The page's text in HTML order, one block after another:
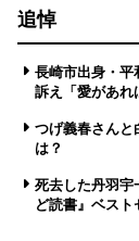
追悼
長崎市出身・
訴え「愛があ
つげ義春さん
は？
死去した丹羽
ど読書』ベスト